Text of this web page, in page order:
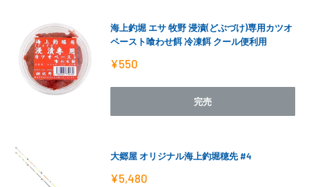
海上釣堀 エサ 牧野 浸漬(どぶづけ)専用カツオ
ペースト喰わせ餌 冷凍餌 クール便利用
販
価
¥550
完売
大郷屋 オリジナル海上釣堀穂先 #4
販
¥5,480